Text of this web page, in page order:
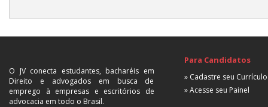
O JV conecta estudantes, bacharéis em
Direito e advogados em busca de
emprego à empresas e escritórios de
advocacia em todo o Brasil.
Para Candidatos
» Cadastre seu Currículo
» Acesse seu Painel